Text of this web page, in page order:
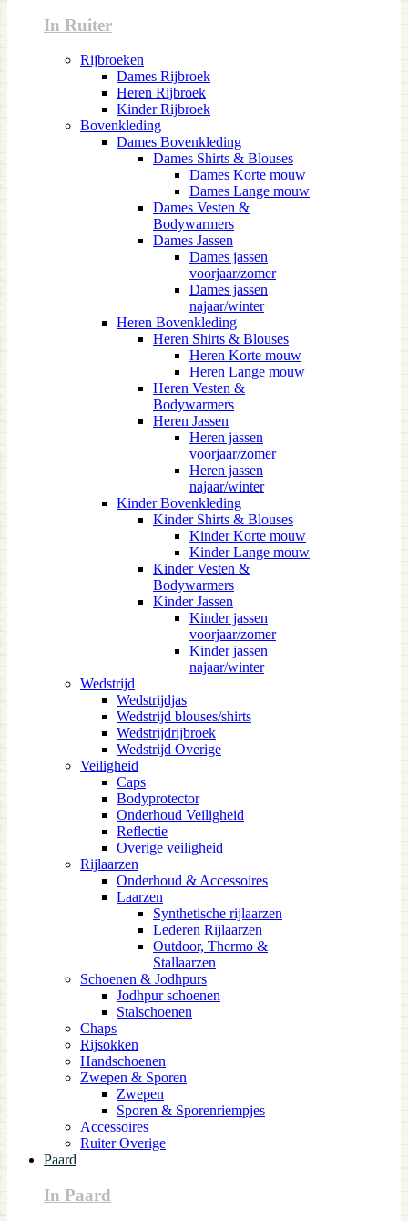
In Ruiter
Rijbroeken
Dames Rijbroek
Heren Rijbroek
Kinder Rijbroek
Bovenkleding
Dames Bovenkleding
Dames Shirts & Blouses
Dames Korte mouw
Dames Lange mouw
Dames Vesten &
Bodywarmers
Dames Jassen
Dames jassen
voorjaar/zomer
Dames jassen
najaar/winter
Heren Bovenkleding
Heren Shirts & Blouses
Heren Korte mouw
Heren Lange mouw
Heren Vesten &
Bodywarmers
Heren Jassen
Heren jassen
voorjaar/zomer
Heren jassen
najaar/winter
Kinder Bovenkleding
Kinder Shirts & Blouses
Kinder Korte mouw
Kinder Lange mouw
Kinder Vesten &
Bodywarmers
Kinder Jassen
Kinder jassen
voorjaar/zomer
Kinder jassen
najaar/winter
Wedstrijd
Wedstrijdjas
Wedstrijd blouses/shirts
Wedstrijdrijbroek
Wedstrijd Overige
Veiligheid
Caps
Bodyprotector
Onderhoud Veiligheid
Reflectie
Overige veiligheid
Rijlaarzen
Onderhoud & Accessoires
Laarzen
Synthetische rijlaarzen
Lederen Rijlaarzen
Outdoor, Thermo &
Stallaarzen
Schoenen & Jodhpurs
Jodhpur schoenen
Stalschoenen
Chaps
Rijsokken
Handschoenen
Zwepen & Sporen
Zwepen
Sporen & Sporenriempjes
Accessoires
Ruiter Overige
Paard
In Paard